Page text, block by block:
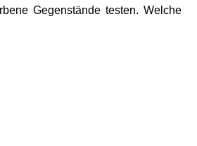
Gegenstände testen. Welche